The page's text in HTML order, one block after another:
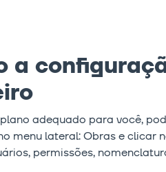
a
adequado para você,
menu lateral: Obras e
permissões,